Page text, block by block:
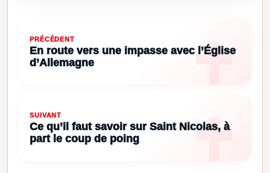
PRÉCÉDENT
En route vers une impasse avec l’Église
d’Allemagne
SUIVANT
Ce qu’il faut savoir sur Saint Nicolas, à
part le coup de poing